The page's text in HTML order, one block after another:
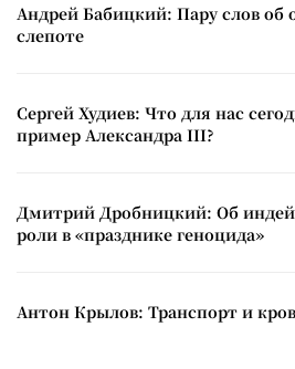
Андрей Бабицкий: Пару слов об
слепоте
Сергей Худиев: Что для нас
пример Александра III?
Дмитрий Дробницкий: Об
роли в «празднике геноцида»
Антон Крылов: Транспорт и